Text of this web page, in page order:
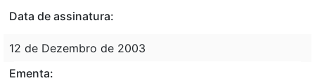
Data de assinatura:
12 de Dezembro de 2003
Ementa: